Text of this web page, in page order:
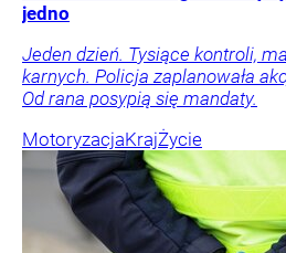
jedno
Jeden dzień. Tysiące kontroli,
karnych. Policja zaplanowała
Od rana posypią się mandaty.
MotoryzacjaKrajŻycie